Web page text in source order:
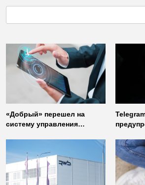
«Добрый» перешел на
систему управления